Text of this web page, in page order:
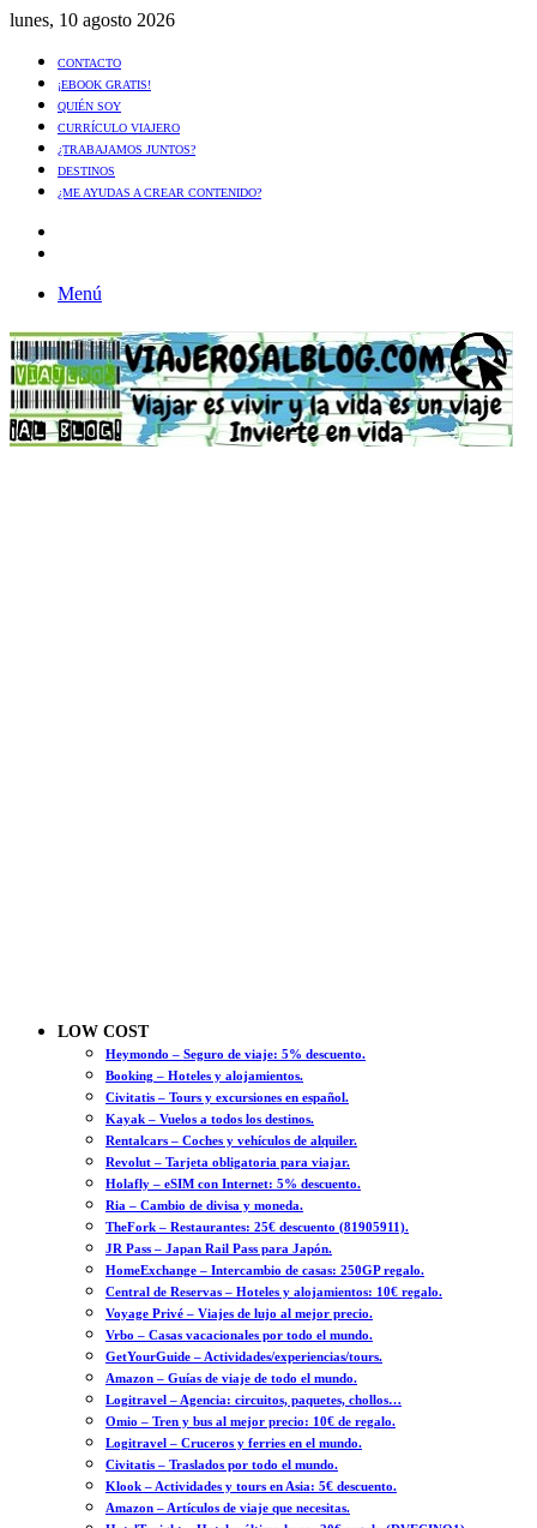
lunes, 10 agosto 2026
CONTACTO
¡EBOOK GRATIS!
QUIÉN SOY
CURRÍCULO VIAJERO
¿TRABAJAMOS JUNTOS?
DESTINOS
¿ME AYUDAS A CREAR CONTENIDO?
Menú
LOW COST
Heymondo – Seguro de viaje: 5% descuento.
Booking – Hoteles y alojamientos.
Civitatis – Tours y excursiones en español.
Kayak – Vuelos a todos los destinos.
Rentalcars – Coches y vehículos de alquiler.
Revolut – Tarjeta obligatoria para viajar.
Holafly – eSIM con Internet: 5% descuento.
Ria – Cambio de divisa y moneda.
TheFork – Restaurantes: 25€ descuento (81905911).
JR Pass – Japan Rail Pass para Japón.
HomeExchange – Intercambio de casas: 250GP regalo.
Central de Reservas – Hoteles y alojamientos: 10€ regalo.
Voyage Privé – Viajes de lujo al mejor precio.
Vrbo – Casas vacacionales por todo el mundo.
GetYourGuide – Actividades/experiencias/tours.
Amazon – Guías de viaje de todo el mundo.
Logitravel – Agencia: circuitos, paquetes, chollos…
Omio – Tren y bus al mejor precio: 10€ de regalo.
Logitravel – Cruceros y ferries en el mundo.
Civitatis – Traslados por todo el mundo.
Klook – Actividades y tours en Asia: 5€ descuento.
Amazon – Artículos de viaje que necesitas.